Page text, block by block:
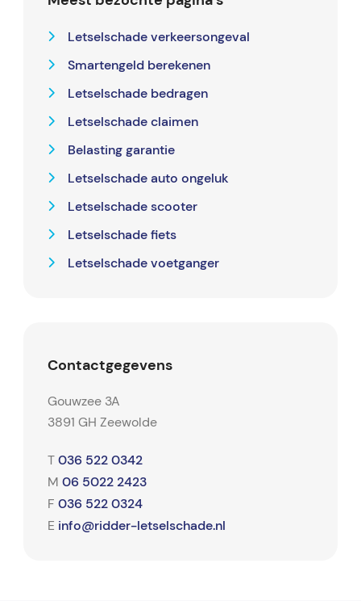
Letselschade verkeersongeval
Smartengeld berekenen
Letselschade bedragen
Letselschade claimen
Belasting garantie
Letselschade auto ongeluk
Letselschade scooter
Letselschade fiets
Letselschade voetganger
Contactgegevens
Gouwzee 3A
3891 GH Zeewolde
T 036 522 0342
M 06 5022 2423
F 036 522 0324
E info@ridder-letselschade.nl